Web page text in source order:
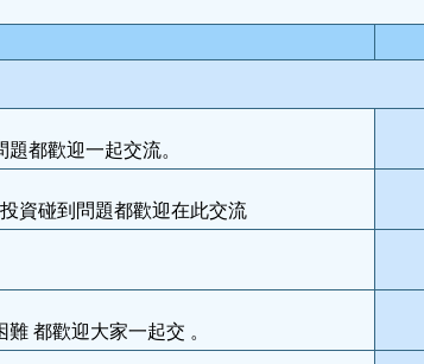
都歡迎一起交流。
資碰到問題都歡迎在此交流
都歡迎大家一起交 。